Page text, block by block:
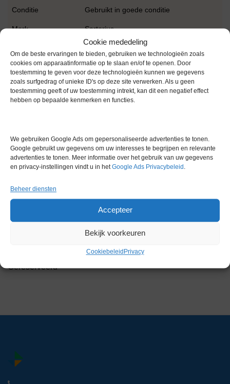
Cookie mededeling
Om de beste ervaringen te bieden, gebruiken we technologieën zoals
cookies om apparaatinformatie op te slaan en/of te openen. Door
toestemming te geven voor deze technologieën kunnen we gegevens
zoals surfgedrag of unieke ID's op deze site verwerken. Als u geen
toestemming geeft of uw toestemming intrekt, kan dit een negatief effect
hebben op bepaalde kenmerken en functies.
We gebruiken Google Ads om gepersonaliseerde advertenties te tonen.
Google gebruikt uw gegevens om uw interesses te begrijpen en relevante
advertenties te tonen. Meer informatie over het gebruik van uw gegevens
en privacy-instellingen vindt u in hetGoogle Ads Privacybeleid .
Beheer diensten
Accepteer
Bekijk voorkeuren
Cookiebeleid Privacy
Conditie Gebruikt in goede conditie
Merk Sartorius
Gerelateerde producten
Gereserveerd
Sartorius CP124S Analytische
Gereserveerd